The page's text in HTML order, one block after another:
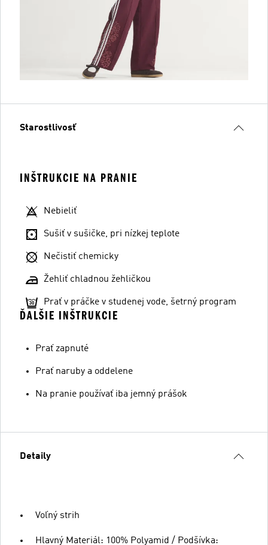
Starostlivosť
INŠTRUKCIE NA PRANIE
Nebieliť
Sušiť v sušičke, pri nízkej teplote
Nečistiť chemicky
Žehliť chladnou žehličkou
Prať v práčke v studenej vode, šetrný program
ĎALŠIE INŠTRUKCIE
Prať zapnuté
Prať naruby a oddelene
Na pranie používať iba jemný prášok
Detaily
Voľný strih
Hlavný Materiál: 100% Polyamid / Podšívka: